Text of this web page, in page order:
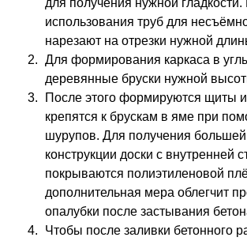
использования труб для
нарезают на отрезки нужной
Для формирования каркаса в
деревянные бруски нужной
После этого формируются щиты
крепятся к брускам в яме при
шурупов. Для получения большей
конструкции доски с внутренней
покрываются полиэтиленовой
дополнительная мера облегчит
опалубки после застывания
Чтобы после заливки бетонного